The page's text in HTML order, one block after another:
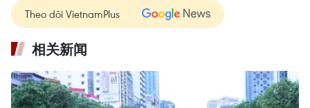
Theo dõi VietnamPlus
相关新闻